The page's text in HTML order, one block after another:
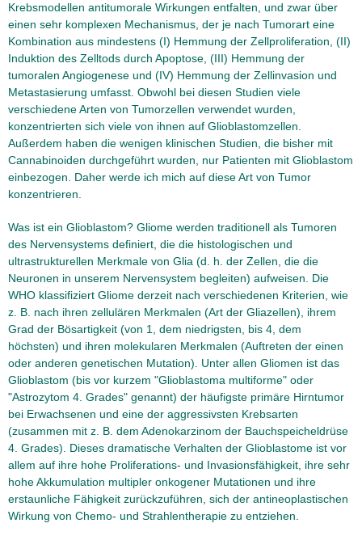
Krebsmodellen antitumorale Wirkungen entfalten, und zwar über
einen sehr komplexen Mechanismus, der je nach Tumorart eine
Kombination aus mindestens (I) Hemmung der Zellproliferation, (II)
Induktion des Zelltods durch Apoptose, (III) Hemmung der
tumoralen Angiogenese und (IV) Hemmung der Zellinvasion und
Metastasierung umfasst. Obwohl bei diesen Studien viele
verschiedene Arten von Tumorzellen verwendet wurden,
konzentrierten sich viele von ihnen auf Glioblastomzellen.
Außerdem haben die wenigen klinischen Studien, die bisher mit
Cannabinoiden durchgeführt wurden, nur Patienten mit Glioblastom
einbezogen. Daher werde ich mich auf diese Art von Tumor
konzentrieren.
Was ist ein Glioblastom? Gliome werden traditionell als Tumoren
des Nervensystems definiert, die die histologischen und
ultrastrukturellen Merkmale von Glia (d. h. der Zellen, die die
Neuronen in unserem Nervensystem begleiten) aufweisen. Die
WHO klassifiziert Gliome derzeit nach verschiedenen Kriterien, wie
z. B. nach ihren zellulären Merkmalen (Art der Gliazellen), ihrem
Grad der Bösartigkeit (von 1, dem niedrigsten, bis 4, dem
höchsten) und ihren molekularen Merkmalen (Auftreten der einen
oder anderen genetischen Mutation). Unter allen Gliomen ist das
Glioblastom (bis vor kurzem "Glioblastoma multiforme" oder
"Astrozytom 4. Grades" genannt) der häufigste primäre Hirntumor
bei Erwachsenen und eine der aggressivsten Krebsarten
(zusammen mit z. B. dem Adenokarzinom der Bauchspeicheldrüse
4. Grades). Dieses dramatische Verhalten der Glioblastome ist vor
allem auf ihre hohe Proliferations- und Invasionsfähigkeit, ihre sehr
hohe Akkumulation multipler onkogener Mutationen und ihre
erstaunliche Fähigkeit zurückzuführen, sich der antineoplastischen
Wirkung von Chemo- und Strahlentherapie zu entziehen.